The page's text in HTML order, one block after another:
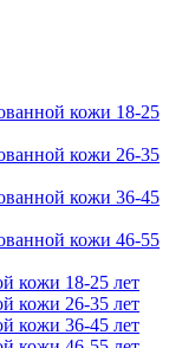
кожи 18-25
кожи 26-35
кожи 36-45
кожи 46-55
кожи 18-25 лет
кожи 26-35 лет
кожи 36-45 лет